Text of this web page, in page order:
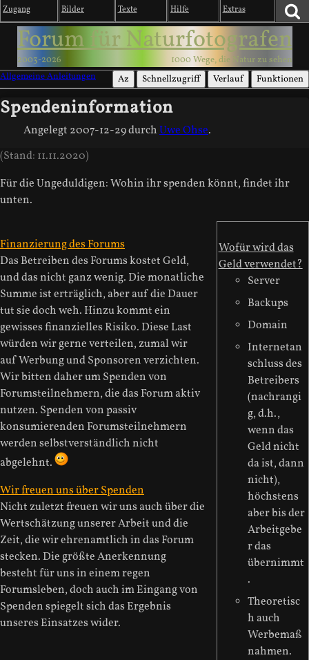
Zugang Bilder Texte Hilfe Extras
Forum für Naturfotografen
2003-2026
1000 Wege, die Natur zu sehen
Allgemeine Anleitungen
Az Schnellzugriff Verlauf Funktionen
Spendeninformation
Angelegt 2007-12-29durchUwe Ohse.
(Stand: 11.11.2020)
Für die Ungeduldigen: Wohin ihr spenden könnt, findet ihr
unten.
Wofür wird das
Geld verwendet?
Server
Backups
Domain
Internetan
schluss des
Betreibers
(nachrangi
g, d.h.,
wenn das
Geld nicht
da ist, dann
nicht),
höchstens
aber bis der
Arbeitgebe
r das
übernimmt
.
Theoretisc
h auch
Werbemaß
nahmen.
Finanzierung des Forums
Das Betreiben des Forums kostet Geld,
und das nicht ganz wenig. Die monatliche
Summe ist erträglich, aber auf die Dauer
tut sie doch weh. Hinzu kommt ein
gewisses finanzielles Risiko. Diese Last
würden wir gerne verteilen, zumal wir
auf Werbung und Sponsoren verzichten.
Wir bitten daher um Spenden von
Forumsteilnehmern, die das Forum aktiv
nutzen. Spenden von passiv
konsumierenden Forumsteilnehmern
werden selbstverständlich nicht
abgelehnt.
Wir freuen uns über Spenden
Nicht zuletzt freuen wir uns auch über die
Wertschätzung unserer Arbeit und die
Zeit, die wir ehrenamtlich in das Forum
stecken. Die größte Anerkennung
besteht für uns in einem regen
Forumsleben, doch auch im Eingang von
Spenden spiegelt sich das Ergebnis
unseres Einsatzes wider.